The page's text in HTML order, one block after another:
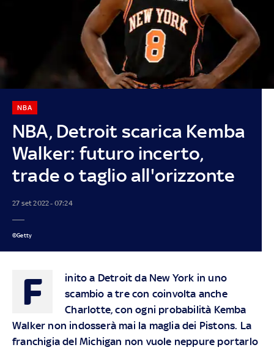
NBA, Detroit scarica Kemba
Walker: futuro incerto,
trade o taglio all'orizzonte
NBA
27 set 2022 - 07:24
©Getty
F
inito a Detroit da New York in uno
scambio a tre con coinvolta anche
Charlotte, con ogni probabilità Kemba
Walker non indosserà mai la maglia dei Pistons. La
franchigia del Michigan non vuole neppure portarlo